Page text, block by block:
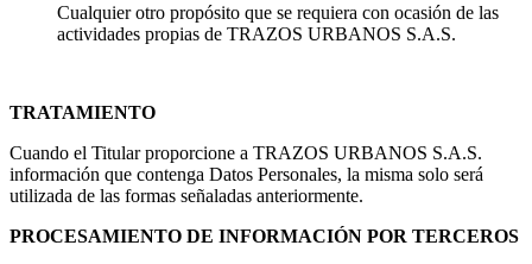
Cualquier otro propósito que se requiera con ocasión de las
actividades propias de TRAZOS URBANOS S.A.S.
TRATAMIENTO
Cuando el Titular proporcione a TRAZOS URBANOS S.A.S.
información que contenga Datos Personales, la misma solo será
utilizada de las formas señaladas anteriormente.
PROCESAMIENTO DE INFORMACIÓN POR TERCEROS